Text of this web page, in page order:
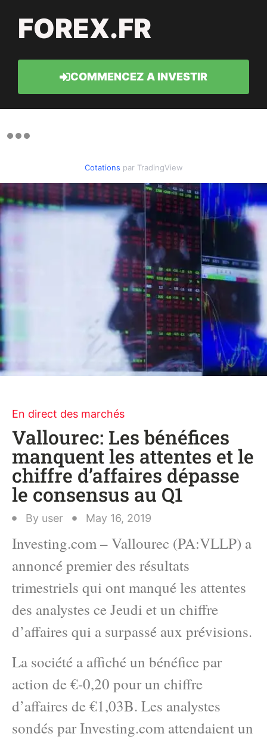
FOREX.FR
COMMENCEZ A INVESTIR
Cotations par TradingView
En direct des marchés
Vallourec: Les bénéfices
manquent les attentes et le
chiffre d’affaires dépasse
le consensus au Q1
By user May 16, 2019
Investing.com – Vallourec (PA:VLLP) a
annoncé premier des résultats
trimestriels qui ont manqué les attentes
des analystes ce Jeudi et un chiffre
d’affaires qui a surpassé aux prévisions.
La société a affiché un bénéfice par
action de €-0,20 pour un chiffre
d’affaires de €1,03B. Les analystes
sondés par Investing.com attendaient un